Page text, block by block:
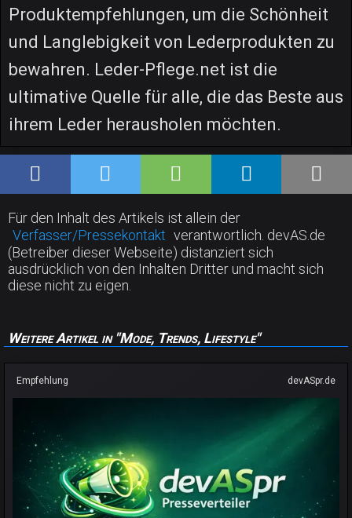
Produktempfehlungen, um die Schönheit
und Langlebigkeit von Lederprodukten zu
bewahren. Leder-Pflege.net ist die
ultimative Quelle für alle, die das Beste aus
ihrem Leder herausholen möchten.
Für den Inhalt des Artikels ist allein der
Verfasser/Pressekontakt verantwortlich. devAS.de
(Betreiber dieser Webseite) distanziert sich
ausdrücklich von den Inhalten Dritter und macht sich
diese nicht zu eigen.
Weitere Artikel in "Mode, Trends, Lifestyle"
Empfehlung devASpr.de